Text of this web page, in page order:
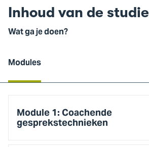
Inhoud van de studie
Wat ga je doen?
Modules
​​Module 1: Coachende
gesprekstechnieken